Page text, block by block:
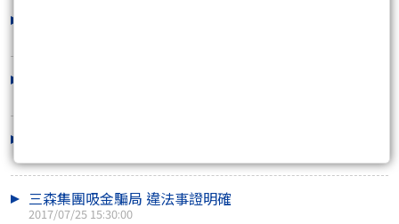
三森集團吸金騙局 違法事證明確
2017/07/25 15:30:00